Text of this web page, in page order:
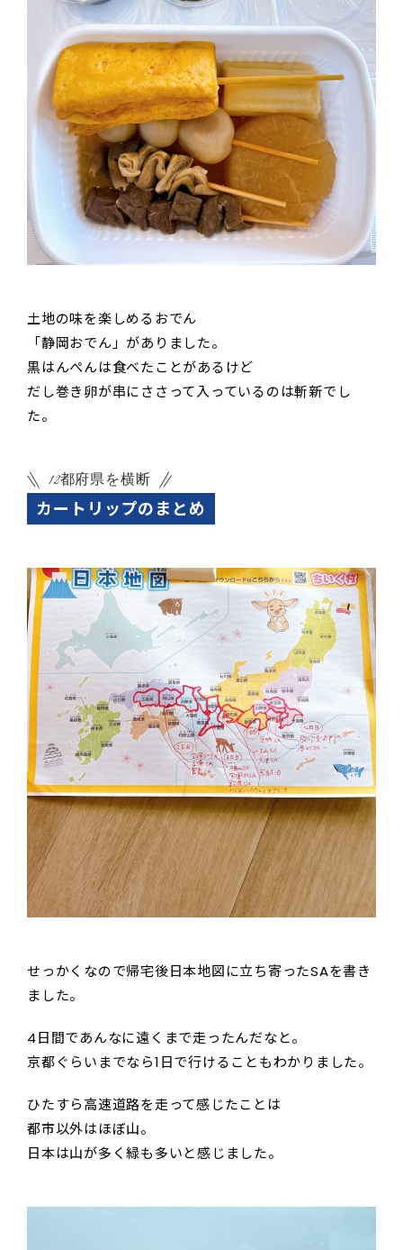
土地の味を楽しめるおでん
「静岡おでん」がありました。
黒はんぺんは食べたことがあるけど
だし巻き卵が串にささって入っているのは斬新でし
た。
12都府県を横断
カートリップのまとめ
せっかくなので帰宅後日本地図に立ち寄ったSAを書き
ました。
4日間であんなに遠くまで走ったんだなと。
京都ぐらいまでなら1日で行けることもわかりました。
ひたすら高速道路を走って感じたことは
都市以外はほぼ山。
日本は山が多く緑も多いと感じました。